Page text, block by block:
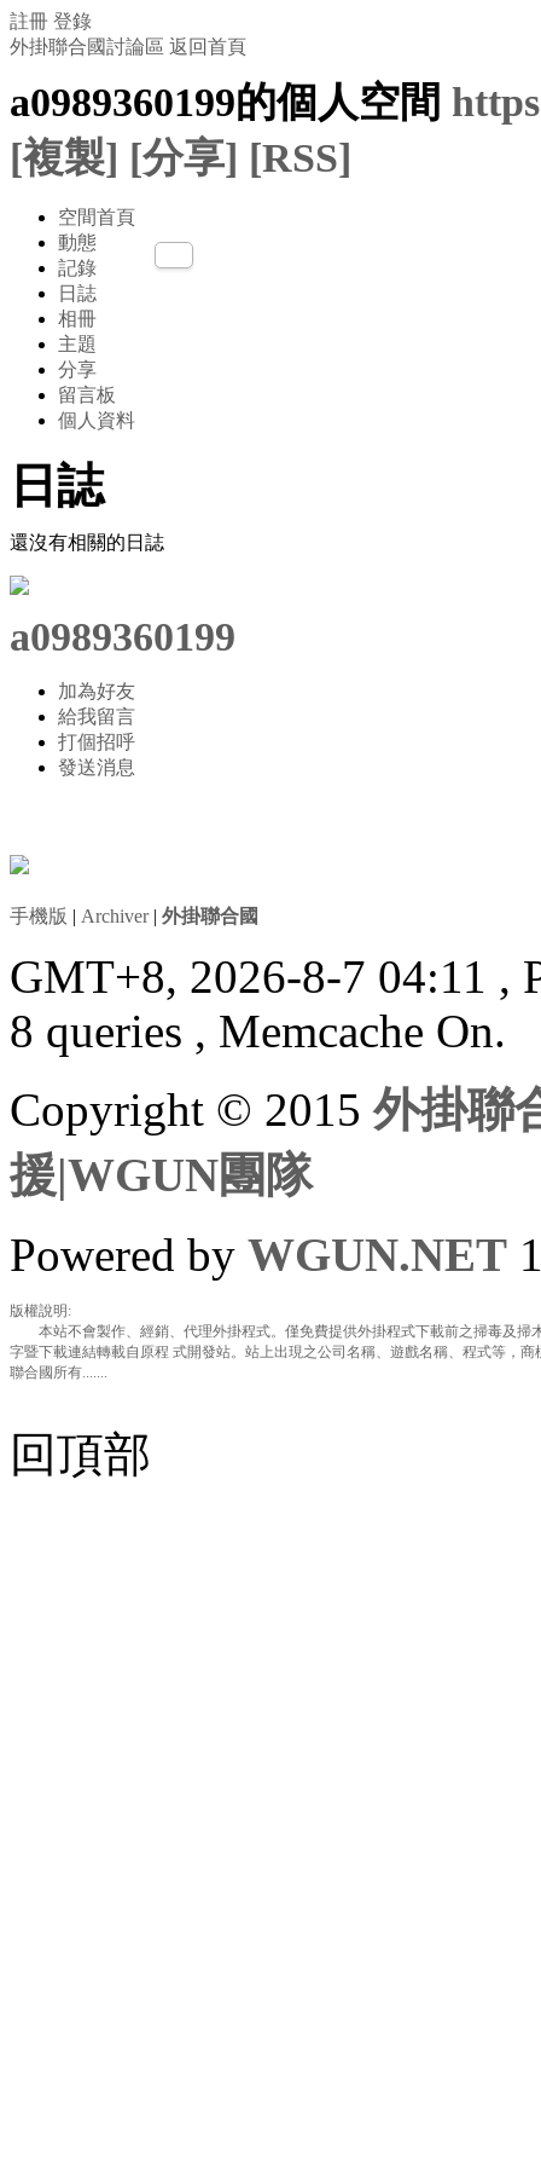
註冊 登錄
外掛聯合國討論區 返回首頁
a0989360199的個人空間
[複製] [分享] [RSS]
空間首頁
動態
記錄
日誌
相冊
主題
分享
留言板
個人資料
日誌
還沒有相關的日誌
a0989360199
加為好友
給我留言
打個招呼
發送消息
手機版 | Archiver| 外掛聯合國
GMT+8, 2026-8-7 04:11 ,
8 queries , Memcache On.
Copyright © 2015外掛聯
援|WGUN團隊
Powered by WGUN.NET
版權說明:
本站不會製作、經銷、代理外掛程式。僅免費提供外掛程式下載前之掃毒及掃
字暨下載連結轉載自原程 式開發站。站上出現之公司名稱、遊戲名稱、程式等，
聯合國所有.......
回頂部